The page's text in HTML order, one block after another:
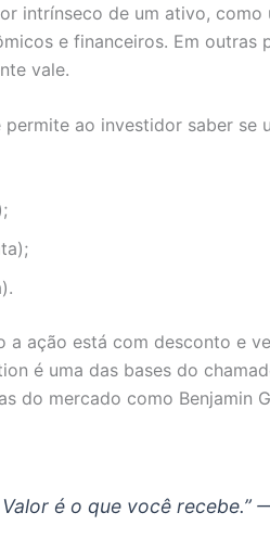
intrínseco de um ativo, como
e financeiros. Em outras
vale.
ao investidor saber se
a ação está com desconto e
é uma das bases do
do mercado como Benjamin
é o que você recebe.”